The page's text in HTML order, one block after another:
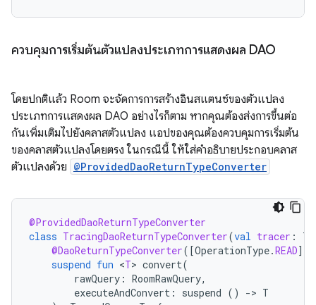
ควบคุมการเริ่มต้นตัวแปลงประเภทการแสดงผล DAO
โดยปกติแล้ว Room จะจัดการการสร้างอินสแตนซ์ของตัวแปลง
ประเภทการแสดงผล DAO อย่างไรก็ตาม หากคุณต้องส่งการขึ้นต่อ
กันเพิ่มเติมไปยังคลาสตัวแปลง แอปของคุณต้องควบคุมการเริ่มต้น
ของคลาสตัวแปลงโดยตรง ในกรณีนี้ ให้ใส่คำอธิบายประกอบคลาส
ตัวแปลงด้วย @ProvidedDaoReturnTypeConverter
@ProvidedDaoReturnTypeConverter
class TracingDaoReturnTypeConverter(val tracer :
@DaoReturnTypeConverter( [OperationType.READ]
suspend fun <T> convert(
rawQuery : RoomRawQuery,
executeAndConvert : suspend () -> T